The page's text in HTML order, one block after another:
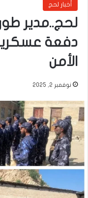
أخبار لحج
لحج..مدير
دفعة
الأمن
نوفمبر 2, 2025